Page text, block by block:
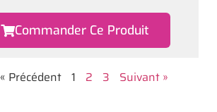
Commander Ce Produit
« Précédent 1 2 3 Suivant »